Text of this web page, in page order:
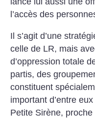
l’accès des
Il s’agit d’une
celle de LR, mais
d’oppression totale
partis, des
constituent
important d’entre
Petite Sirène,